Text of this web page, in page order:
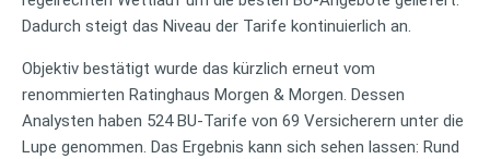
Dadurch steigt das Niveau der Tarife kontinuierlich an.
Objektiv bestätigt wurde das kürzlich erneut vom
renommierten Ratinghaus Morgen & Morgen. Dessen
Analysten haben 524 BU-Tarife von 69 Versicherern unter die
Lupe genommen. Das Ergebnis kann sich sehen lassen: Rund